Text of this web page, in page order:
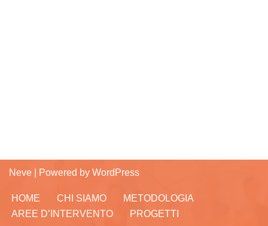
Neve | Powered by WordPress
HOME CHI SIAMO
METODOLOGIA
AREE D’INTERVENTO
PROGETTI